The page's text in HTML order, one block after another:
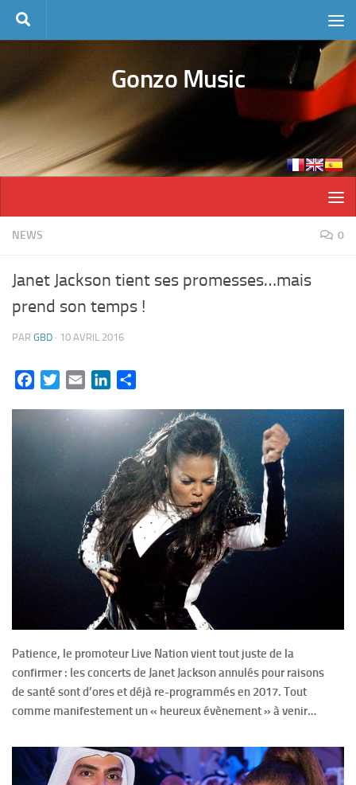
Skip to content
Gonzo Music
NEWS 0
Janet Jackson tient ses promesses…mais
prend son temps !
PAR GBD · 10 AVRIL 2016
FacebookTwitterEmail LinkedIn
Patience, le promoteur Live Nation vient tout juste de la
confirmer : les concerts de Janet Jackson annulés pour raisons
de santé sont d’ores et déjà re-programmés en 2017. Tout
comme manifestement un « heureux évènement » à venir…